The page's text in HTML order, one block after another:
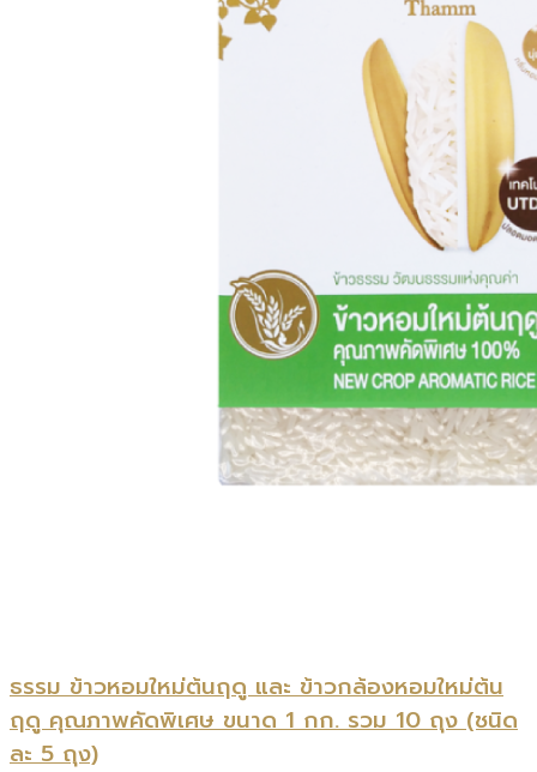
ธรรม ข้าวหอมใหม่ต้นฤดู และ ข้าวกล้องหอมใหม่ต้น
ฤดู คุณภาพคัดพิเศษ ขนาด 1 กก. รวม 10 ถุง (ชนิด
ละ 5 ถุง)